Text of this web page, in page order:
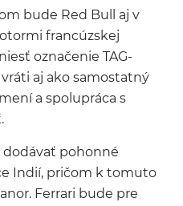
bude Red Bull aj v
francúzskej
označenie TAG-
aj ako samostatný
a spolupráca s
dodávať pohonné
Indií, pričom k tomuto
Ferrari bude pre